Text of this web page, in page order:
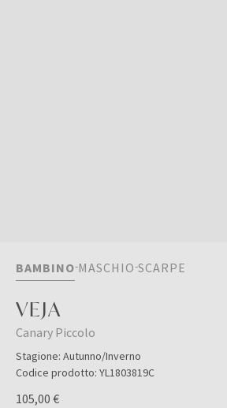
BAMBINO MASCHIO SCARPE
VEJA
Canary Piccolo
Stagione: Autunno/Inverno
Codice prodotto: YL1803819C
105,00 €